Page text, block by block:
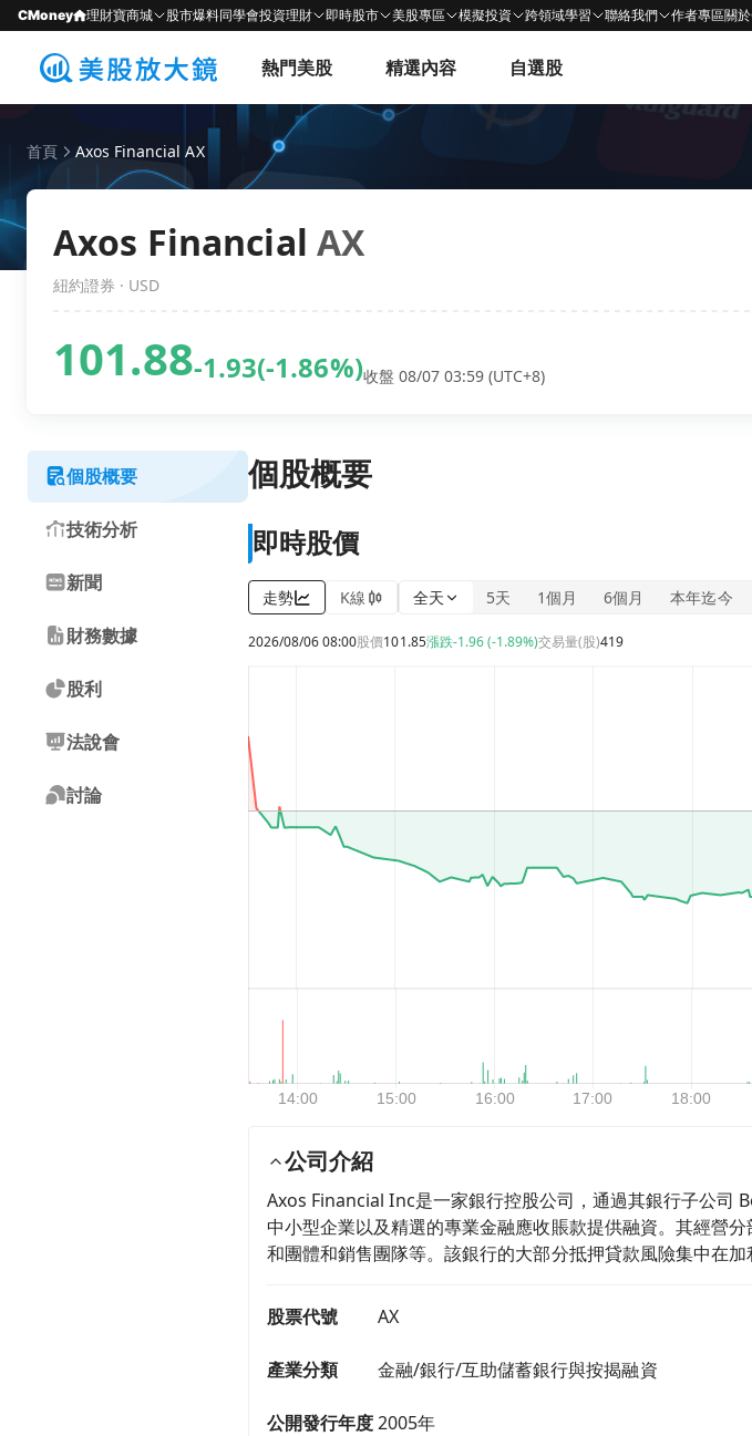
CMoney 理財寶商城 股市爆料同學會投資理財 即時股市 美股專區 模擬投資 跨領域學習 聯絡我們 作者專區關
熱門美股 精選內容 自選股
首頁 Axos Financial AX
Axos Financial AX
紐約證券 · USD
101.88-1.93(-1.86%)收盤 08/07 03:59 (UTC+8)
個股概要
技術分析
新聞
財務數據
股利
法說會
討論
個股概要
即時股價
走勢 K線 全天 5天 1個月 6個月 本年迄今
2026/08/06 08:00股價101.85漲跌-1.96 (-1.89%)交易量(股)419
公司介紹
Axos Financial Inc是一家銀行控股公司，通過其銀行子公司
中小型企業以及精選的專業金融應收賬款提供融資。其經營
和團體和銷售團隊等。該銀行的大部分抵押貸款風險集中在
股票代號 AX
產業分類 金融/銀行/互助儲蓄銀行與按揭融資
公開發行年度2005年